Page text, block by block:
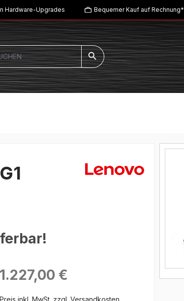
Hardware-Upgrades Bequemer Kauf auf Rechnung*
Regulärer Preis:
1.227,00 €
Preis inkl. MwSt. zzgl.Versandkosten